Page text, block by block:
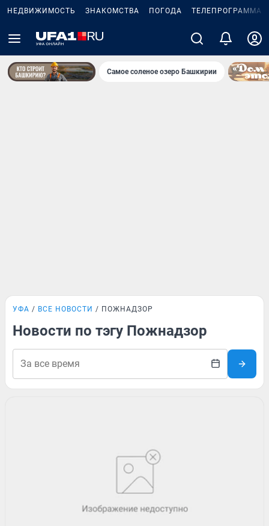
НЕДВИЖИМОСТЬ ЗНАКОМСТВА ПОГОДА ТЕЛЕПРОГРАММА
Самое соленое озеро Башкирии
УФА ВСЕ НОВОСТИ ПОЖНАДЗОР
Новости по тэгу Пожнадзор